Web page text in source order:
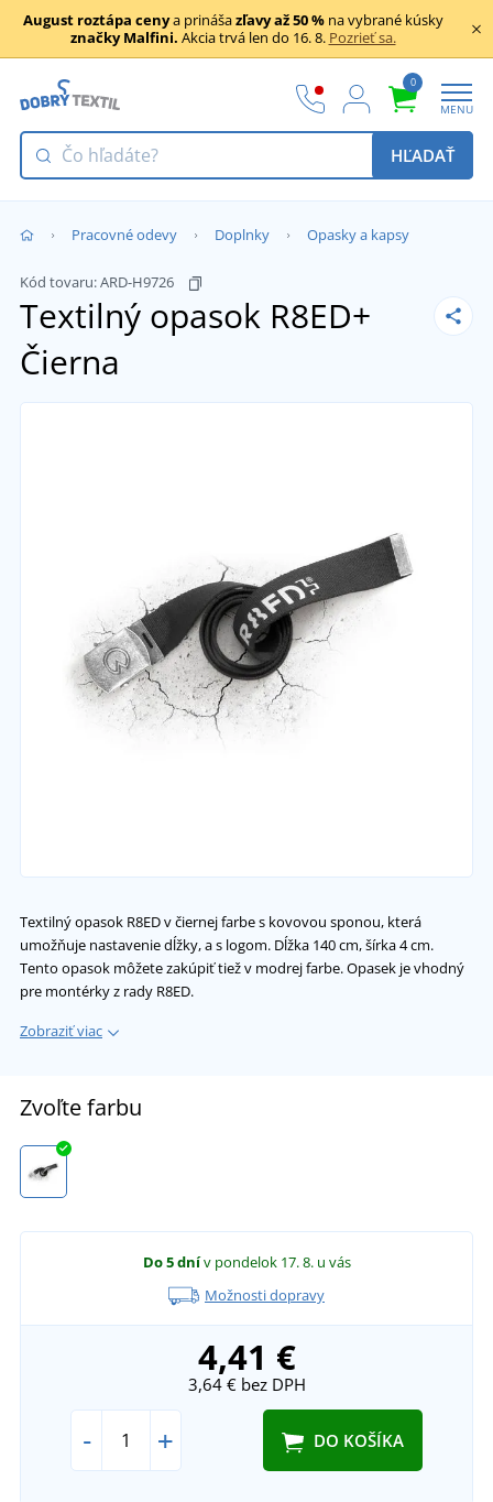
August roztápa cenya prinášazľavy až 50 %na vybrané kúsky
značky Malfini. Akcia trvá len do 16. 8. Pozrieť sa.
0
MENU
HĽADAŤ
Pracovné odevy Doplnky Opasky a kapsy
Kód tovaru:ARD-H9726
Textilný opasok R8ED+
Čierna
Textilný opasok R8ED v čiernej farbe s kovovou sponou, která
umožňuje nastavenie dĺžky, a s logom. Dĺžka 140 cm, šírka 4 cm.
Tento opasok môžete zakúpiť tiež v modrej farbe. Opasek je vhodný
pre montérky z rady R8ED.
Zobraziť viac
Zvoľte farbu
Do 5 dnív pondelok 17. 8. u vás
Možnosti dopravy
4,41 €
3,64 €bez DPH
- + DO KOŠÍKA